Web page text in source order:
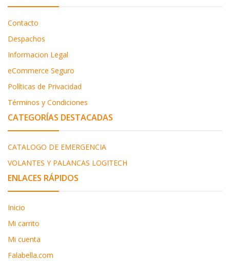
Contacto
Despachos
Informacion Legal
eCommerce Seguro
Políticas de Privacidad
Términos y Condiciones
CATEGORÍAS DESTACADAS
CATALOGO DE EMERGENCIA
VOLANTES Y PALANCAS LOGITECH
ENLACES RÁPIDOS
Inicio
Mi carrito
Mi cuenta
Falabella.com